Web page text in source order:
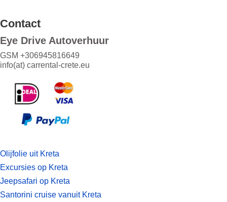
Contact
Eye Drive Autoverhuur
GSM +306945816649
info(at) carrental-crete.eu
Olijfolie uit Kreta
Excursies op Kreta
Jeepsafari op Kreta
Santorini cruise vanuit Kreta